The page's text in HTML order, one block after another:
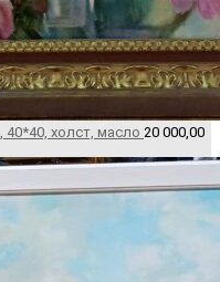
холст, масло 20 000,00